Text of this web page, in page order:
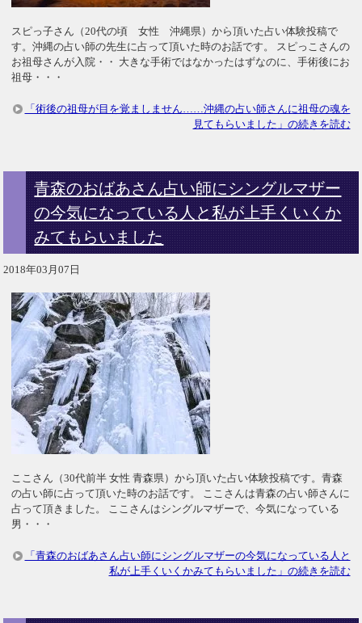
スピっ子さん（20代の頃 女性 沖縄県）から頂いた占い体験投稿で
す。沖縄の占い師の先生に占って頂いた時のお話です。 スピっこさんの
お祖母さんが入院・・ 大きな手術ではなかったはずなのに、手術後にお
祖母・・・
「術後の祖母が目を覚ましません……沖縄の占い師さんに祖母の魂を
見てもらいました」の続きを読む
青森のおばあさん占い師にシングルマザー
の今気になっている人と私が上手くいくか
みてもらいました
2018年03月07日
ここさん（30代前半 女性 青森県）から頂いた占い体験投稿です。青森
の占い師に占って頂いた時のお話です。 ここさんは青森の占い師さんに
占って頂きました。 ここさんはシングルマザーで、今気になっている
男・・・
「青森のおばあさん占い師にシングルマザーの今気になっている人と
私が上手くいくかみてもらいました」の続きを読む